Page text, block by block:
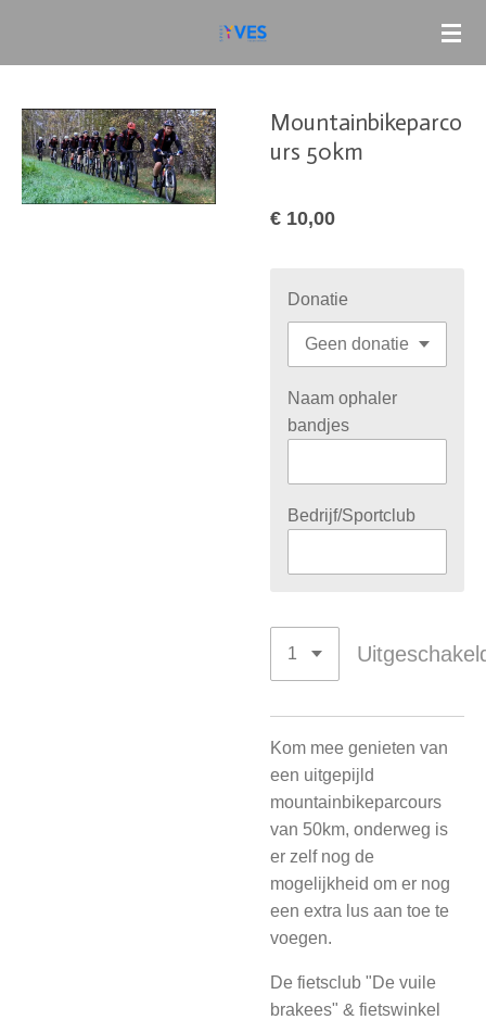
de
hoofdinhoud
Mountainbikeparco
urs 50km
€ 10,00
Donatie
Naam ophaler
bandjes
Bedrijf/Sportclub
Kom mee genieten van
een uitgepijld
mountainbikeparcours
van 50km, onderweg is
er zelf nog de
mogelijkheid om er nog
een extra lus aan toe te
voegen.
De fietsclub "De vuile
brakees" & fietswinkel